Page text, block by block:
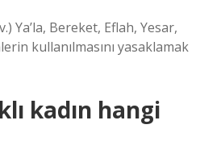
Ya’la, Bereket, Eflah, Yesar,
kullanılmasını yasaklamak
kadın hangi